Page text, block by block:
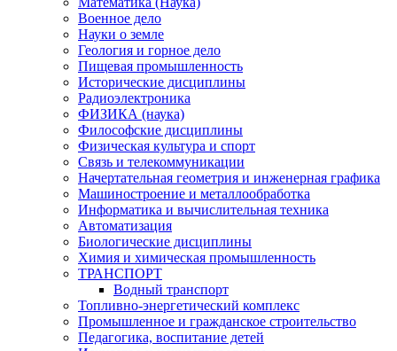
Военное дело
Науки о земле
Геология и горное дело
Пищевая промышленность
Исторические дисциплины
Радиоэлектроника
ФИЗИКА (наука)
Философские дисциплины
Физическая культура и спорт
Связь и телекоммуникации
Начертательная геометрия и инженерная графика
Машиностроение и металлообработка
Информатика и вычислительная техника
Автоматизация
Биологические дисциплины
Химия и химическая промышленность
ТРАНСПОРТ
Водный транспорт
Топливно-энергетический комплекс
Промышленное и гражданское строительство
Педагогика, воспитание детей